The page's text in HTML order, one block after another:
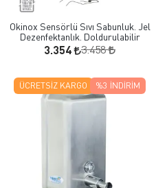
Okinox Sensörlü Sıvı Sabunluk. Jel
Dezenfektanlık. Doldurulabilir
3.354 3.458
ÜCRETSIZ KARGO %3 İNDIRIM